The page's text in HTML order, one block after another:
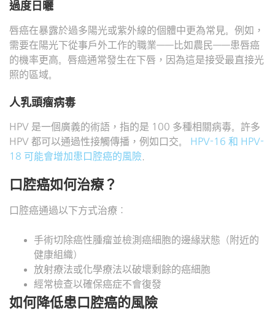
過度日曬
唇癌在暴露於過多陽光或紫外線的個體中更為常見。例如，
需要在陽光下從事戶外工作的職業——比如農民——患唇癌
的機率更高。唇癌通常發生在下唇，因為這是接受最直接光
照的區域。
人乳頭瘤病毒
HPV 是一個廣義的術語，指的是 100 多種相關病毒。許多
HPV 都可以通過性接觸傳播，例如口交。
HPV-16 和 HPV-
18 可能會增加患口腔癌的風險
口腔癌如何治療？
口腔癌通過以下方式治療：
手術切除癌性腫瘤並檢測癌細胞的邊緣狀態（附近的
健康組織）
放射療法或化學療法以破壞剩餘的癌細胞
經常檢查以確保癌症不會復發
如何降低患口腔癌的風險